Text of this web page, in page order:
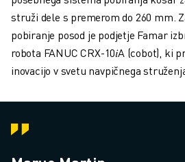
struži dele s premerom do 260 mm.
pobiranje posod je podjetje Famar
robota FANUC CRX-10𝑖A (cobot), ki
inovacijo v svetu navpičnega